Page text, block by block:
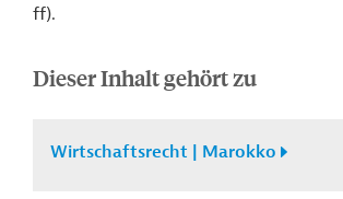
ff).
Dieser Inhalt gehört zu
Wirtschaftsrecht | Marokko